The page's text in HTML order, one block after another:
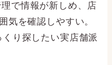
理で情報が新しめ、店
気を確認しやすい。
くり探したい実店舗派